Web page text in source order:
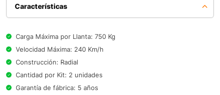
Características
Carga Máxima por Llanta: 750 Kg
Velocidad Máxima: 240 Km/h
Construcción: Radial
Cantidad por Kit: 2 unidades
Garantía de fábrica: 5 años